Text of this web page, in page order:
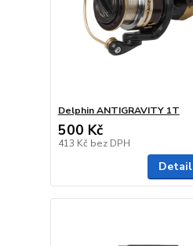
Delphin ANTIGRAVITY 1T
500 Kč
413 Kč bez DPH
Detail